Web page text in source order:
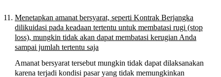
Menetapkan amanat bersyarat, seperti Kontrak Berjangka
dilikuidasi pada keadaan tertentu untuk membatasi rugi (stop
loss), mungkin tidak akan dapat membatasi kerugian Anda
sampai jumlah tertentu saja
Amanat bersyarat tersebut mungkin tidak dapat dilaksanakan
karena terjadi kondisi pasar yang tidak memungkinkan